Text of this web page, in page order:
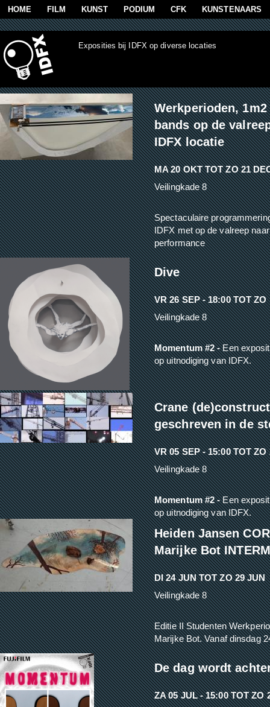
Overslaan en naar de algemene inhoud gaan
HOME FILM KUNST PODIUM CFK KUNSTENAARS
Exposities bij IDFX op diverse locaties
Werkperioden,
bands op de
IDFX locatie
MA 20 OKTTOTZO 21
Veilingkade 8
Spectaculaire
IDFX met op de valreep
performance
Dive
VR 26 SEP - 18:00TOTZO
Veilingkade 8
Momentum #2 -Een
op uitnodiging van IDFX.
Crane
geschreven in de
VR 05 SEP - 15:00TOTZO
Veilingkade 8
Momentum #2 -Een
op uitnodiging van IDFX.
Heiden Jansen
Marijke Bot
DI 24 JUNTOTZO 29 JUN
Veilingkade 8
Editie II Studenten
Marijke Bot. Vanaf dinsdag
De dag wordt
ZA 05 JUL - 15:00TOTZO